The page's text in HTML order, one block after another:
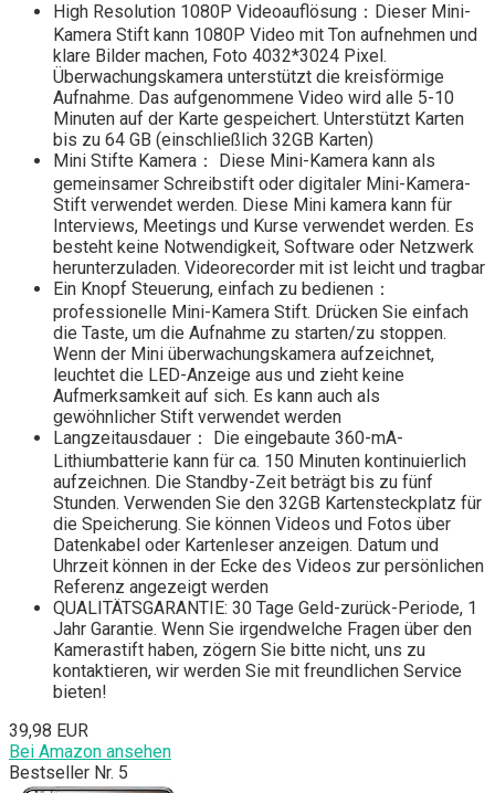
High Resolution 1080P Videoauflösung：Dieser Mini-
Kamera Stift kann 1080P Video mit Ton aufnehmen und
klare Bilder machen, Foto 4032*3024 Pixel.
Überwachungskamera unterstützt die kreisförmige
Aufnahme. Das aufgenommene Video wird alle 5-10
Minuten auf der Karte gespeichert. Unterstützt Karten
bis zu 64 GB (einschließlich 32GB Karten)
Mini Stifte Kamera： Diese Mini-Kamera kann als
gemeinsamer Schreibstift oder digitaler Mini-Kamera-
Stift verwendet werden. Diese Mini kamera kann für
Interviews, Meetings und Kurse verwendet werden. Es
besteht keine Notwendigkeit, Software oder Netzwerk
herunterzuladen. Videorecorder mit ist leicht und tragbar
Ein Knopf Steuerung, einfach zu bedienen：
professionelle Mini-Kamera Stift. Drücken Sie einfach
die Taste, um die Aufnahme zu starten/zu stoppen.
Wenn der Mini überwachungskamera aufzeichnet,
leuchtet die LED-Anzeige aus und zieht keine
Aufmerksamkeit auf sich. Es kann auch als
gewöhnlicher Stift verwendet werden
Langzeitausdauer： Die eingebaute 360-mA-
Lithiumbatterie kann für ca. 150 Minuten kontinuierlich
aufzeichnen. Die Standby-Zeit beträgt bis zu fünf
Stunden. Verwenden Sie den 32GB Kartensteckplatz für
die Speicherung. Sie können Videos und Fotos über
Datenkabel oder Kartenleser anzeigen. Datum und
Uhrzeit können in der Ecke des Videos zur persönlichen
Referenz angezeigt werden
QUALITÄTSGARANTIE: 30 Tage Geld-zurück-Periode, 1
Jahr Garantie. Wenn Sie irgendwelche Fragen über den
Kamerastift haben, zögern Sie bitte nicht, uns zu
kontaktieren, wir werden Sie mit freundlichen Service
bieten!
39,98 EUR
Bei Amazon ansehen
Bestseller Nr. 5